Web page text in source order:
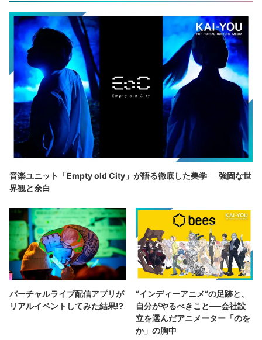
音楽ユニット「Empty old City」が語る徹底した美学──強固な世
界観と余白
バーチャルライブ配信アプリが
リアルイベントしてみた結果!?
“インディーアニメ“の足跡と、
自分がやるべきこと──会社設
立を選んだアニメーター「のを
か」の胸中